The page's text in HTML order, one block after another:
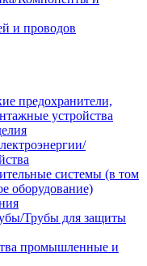
и проводов
предохранители,
устройства
системы (в том
оборудование)
Трубы для защиты
промышленные и